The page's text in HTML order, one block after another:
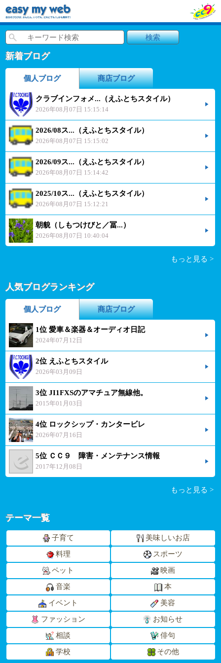
新着ブログ
個人ブログ 商店ブログ
クラブインフォメ...（えふとちスタイル）
2026年08月07日 15:15:14
2026/08ス...（えふとちスタイル）
2026年08月07日 15:15:02
2026/09ス...（えふとちスタイル）
2026年08月07日 15:14:42
2025/10ス...（えふとちスタイル）
2026年08月07日 15:12:21
朝貌（しもつけびと／冨...）
2026年08月07日 10:40:04
もっと見る >
人気ブログランキング
個人ブログ 商店ブログ
1位 愛車＆楽器＆オーディオ日記
2024年07月12日
2位 えふとちスタイル
2026年03月09日
3位 JI1FXSのアマチュア無線他。
2015年01月03日
4位 ロックシップ・カンタービレ
2026年07月16日
5位 ＣＣ９ 障害・メンテナンス情報
2017年12月08日
もっと見る >
テーマ一覧
子育て 美味しいお店
料理 スポーツ
ペット 映画
音楽 本
イベント 美容
ファッション お知らせ
相談 俳句
学校 その他